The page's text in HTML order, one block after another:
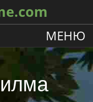
МЕНЮ